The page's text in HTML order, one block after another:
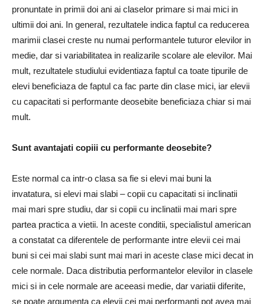
pronuntate in primii doi ani ai claselor primare si mai mici in
ultimii doi ani. In general, rezultatele indica faptul ca reducerea
marimii clasei creste nu numai performantele tuturor elevilor in
medie, dar si variabilitatea in realizarile scolare ale elevilor. Mai
mult, rezultatele studiului evidentiaza faptul ca toate tipurile de
elevi beneficiaza de faptul ca fac parte din clase mici, iar elevii
cu capacitati si performante deosebite beneficiaza chiar si mai
mult.
Sunt avantajati copiii cu performante deosebite?
Este normal ca intr-o clasa sa fie si elevi mai buni la
invatatura, si elevi mai slabi – copii cu capacitati si inclinatii
mai mari spre studiu, dar si copii cu inclinatii mai mari spre
partea practica a vietii. In aceste conditii, specialistul american
a constatat ca diferentele de performante intre elevii cei mai
buni si cei mai slabi sunt mai mari in aceste clase mici decat in
cele normale. Daca distributia performantelor elevilor in clasele
mici si in cele normale are aceeasi medie, dar variatii diferite,
se poate argumenta ca elevii cei mai performanti pot avea mai